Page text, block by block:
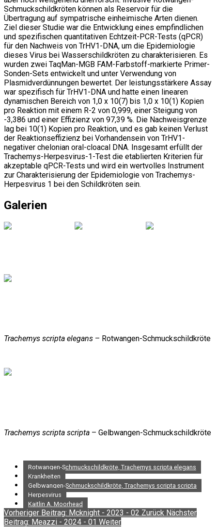
Schmuckschildkröten können als Reservoir für die
Übertragung auf sympatrische einheimische Arten dienen.
Ziel dieser Studie war die Entwicklung eines empfindlichen
und spezifischen quantitativen Echtzeit-PCR-Tests (qPCR)
für den Nachweis von TrHV1-DNA, um die Epidemiologie
dieses Virus bei Wasserschildkröten zu charakterisieren. Es
wurden zwei TaqMan-MGB FAM-Farbstoff-markierte Primer-
Sonden-Sets entwickelt und unter Verwendung von
Plasmidverdünnungen bewertet. Der leistungsstärkere Assay
war spezifisch für TrHV1-DNA und hatte einen linearen
dynamischen Bereich von 1,0 x 10(7) bis 1,0 x 10(1) Kopien
pro Reaktion mit einem R-2 von 0,999, einer Steigung von
-3,386 und einer Effizienz von 97,39 %. Die Nachweisgrenze
lag bei 10(1) Kopien pro Reaktion, und es gab keinen Verlust
der Reaktionseffizienz bei Vorhandensein von TrHV1-
negativer chelonian oral-cloacal DNA. Insgesamt erfüllt der
Trachemys-Herpesvirus-1-Test die etablierten Kriterien für
akzeptable qPCR-Tests und wird ein wertvolles Instrument
zur Charakterisierung der Epidemiologie von Trachemys-
Herpesvirus 1 bei den Schildkröten sein.
Galerien
Trachemys scripta elegans – Rotwangen-Schmuckschildkröte
Trachemys scripta scripta – Gelbwangen-Schmuckschildkröte
Rotwangen-Schmuckschildkröte, Trachemys scripta elegans
Krankheiten
Gelbwangen-Schmuckschildkröte, Trachemys scripta scripta
Herpesvirus
Kaitlin A. Moorhead
Vorheriger Beitrag: Mcknight - 2023 - 02 Zurück Nächster
Beitrag: Meazzi - 2024 - 01 Weiter